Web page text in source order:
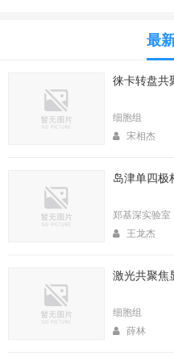
生命科学实验中心
2025年4月春季大型
生命中心2025寒假值
2026年春季大型仪器
生命科学实验中心
最
徕卡转盘共
细胞组
宋相杰
岛津单四极
郑基深实验室
王龙杰
激光共聚焦
细胞组
薛林